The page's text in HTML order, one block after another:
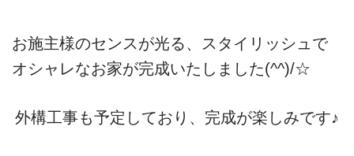
お施主様のセンスが光る、スタイリッシュで
オシャレなお家が完成いたしました(^^)/☆
外構工事も予定しており、完成が楽しみです♪